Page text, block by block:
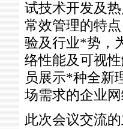
试技术开发及
常效管理的特
验及行业*势，
络性能及可视
员展示*种全新
场需求的企业
此次会议交流